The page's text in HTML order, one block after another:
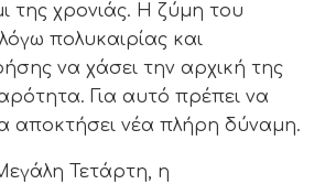
της χρονιάς. Η ζύμη του
πολυκαιρίας και
να χάσει την αρχική της
Για αυτό πρέπει να
αποκτήσει νέα πλήρη δύναμη.
Τετάρτη, η